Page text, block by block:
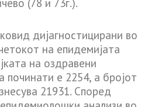
(78 и 73г.).
дијагностицирани во
на епидемијата
на оздравени
починати е 2254, а бројот
21931. Според